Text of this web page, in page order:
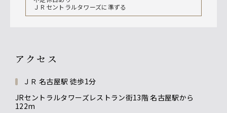
ＪＲセントラルタワーズに準ずる
アクセス
ＪＲ 名古屋駅 徒歩1分
JRセントラルタワーズレストラン街13階 名古屋駅から
122m